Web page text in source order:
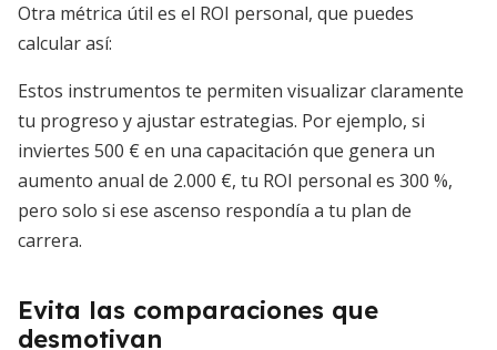
Otra métrica útil es el ROI personal, que puedes
calcular así:
Estos instrumentos te permiten visualizar claramente
tu progreso y ajustar estrategias. Por ejemplo, si
inviertes 500 € en una capacitación que genera un
aumento anual de 2.000 €, tu ROI personal es 300 %,
pero solo si ese ascenso respondía a tu plan de
carrera.
Evita las comparaciones que
desmotivan